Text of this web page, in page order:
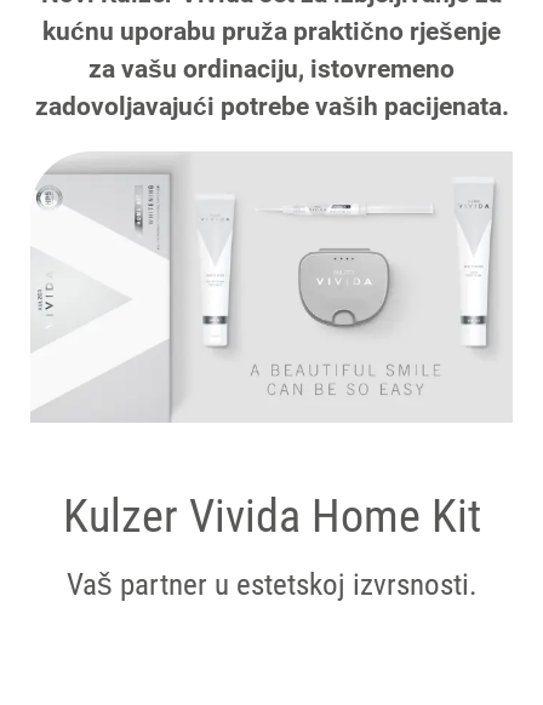
kućnu uporabu pruža praktično rješenje
za vašu ordinaciju, istovremeno
zadovoljavajući potrebe vaših pacijenata.
Kulzer Vivida Home Kit
Vaš partner u estetskoj izvrsnosti.